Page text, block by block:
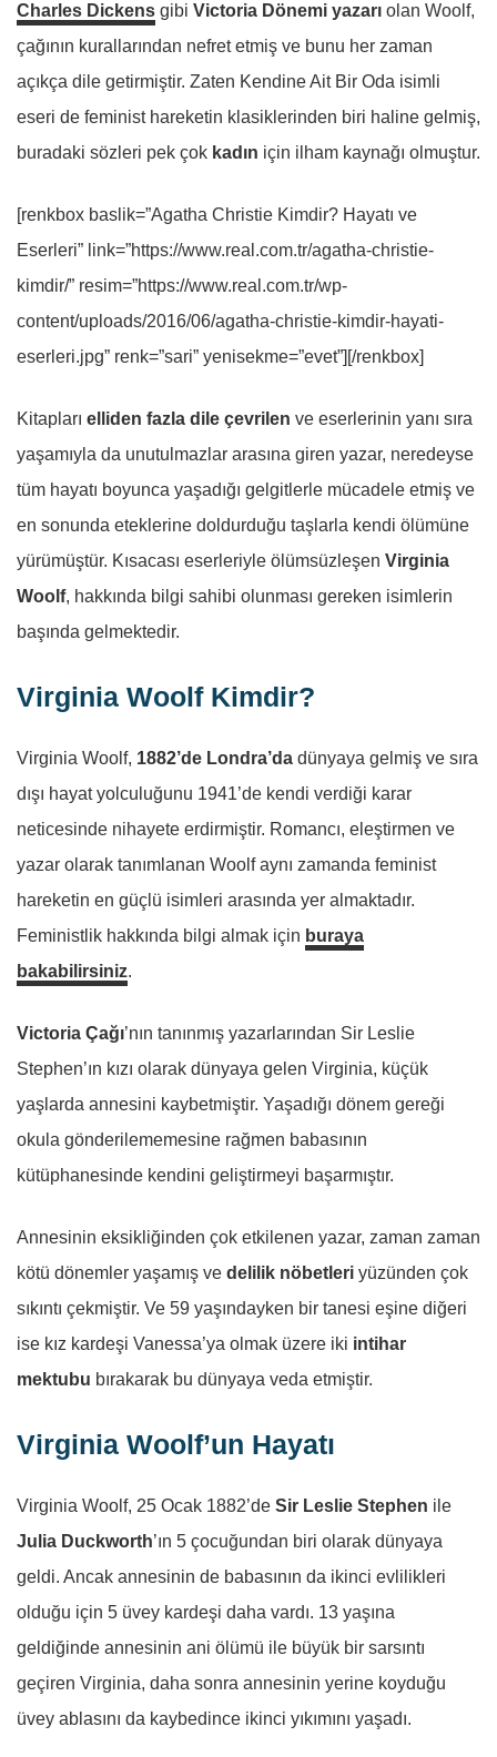
Charles Dickens gibi Victoria Dönemi yazarı olan Woolf,
çağının kurallarından nefret etmiş ve bunu her zaman
açıkça dile getirmiştir. Zaten Kendine Ait Bir Oda isimli
eseri de feminist hareketin klasiklerinden biri haline gelmiş,
buradaki sözleri pek çok kadın için ilham kaynağı olmuştur.
[renkbox baslik=”Agatha Christie Kimdir? Hayatı ve
Eserleri” link=”https://www.real.com.tr/agatha-christie-
kimdir/” resim=”https://www.real.com.tr/wp-
content/uploads/2016/06/agatha-christie-kimdir-hayati-
eserleri.jpg” renk=”sari” yenisekme=”evet”][/renkbox]
Kitapları elliden fazla dile çevrilen ve eserlerinin yanı sıra
yaşamıyla da unutulmazlar arasına giren yazar, neredeyse
tüm hayatı boyunca yaşadığı gelgitlerle mücadele etmiş ve
en sonunda eteklerine doldurduğu taşlarla kendi ölümüne
yürümüştür. Kısacası eserleriyle ölümsüzleşen Virginia
Woolf, hakkında bilgi sahibi olunması gereken isimlerin
başında gelmektedir.
Virginia Woolf Kimdir?
Virginia Woolf, 1882’de Londra’da dünyaya gelmiş ve sıra
dışı hayat yolculuğunu 1941’de kendi verdiği karar
neticesinde nihayete erdirmiştir. Romancı, eleştirmen ve
yazar olarak tanımlanan Woolf aynı zamanda feminist
hareketin en güçlü isimleri arasında yer almaktadır.
Feministlik hakkında bilgi almak için buraya
bakabilirsiniz.
Victoria Çağı’nın tanınmış yazarlarından Sir Leslie
Stephen’ın kızı olarak dünyaya gelen Virginia, küçük
yaşlarda annesini kaybetmiştir. Yaşadığı dönem gereği
okula gönderilememesine rağmen babasının
kütüphanesinde kendini geliştirmeyi başarmıştır.
Annesinin eksikliğinden çok etkilenen yazar, zaman zaman
kötü dönemler yaşamış ve delilik nöbetleri yüzünden çok
sıkıntı çekmiştir. Ve 59 yaşındayken bir tanesi eşine diğeri
ise kız kardeşi Vanessa’ya olmak üzere iki intihar
mektubu bırakarak bu dünyaya veda etmiştir.
Virginia Woolf’un Hayatı
Virginia Woolf, 25 Ocak 1882’de Sir Leslie Stephen ile
Julia Duckworth’ın 5 çocuğundan biri olarak dünyaya
geldi. Ancak annesinin de babasının da ikinci evlilikleri
olduğu için 5 üvey kardeşi daha vardı. 13 yaşına
geldiğinde annesinin ani ölümü ile büyük bir sarsıntı
geçiren Virginia, daha sonra annesinin yerine koyduğu
üvey ablasını da kaybedince ikinci yıkımını yaşadı.